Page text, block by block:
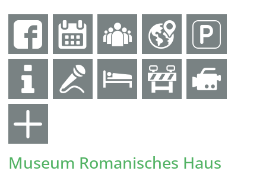
Museum Romanisches Haus